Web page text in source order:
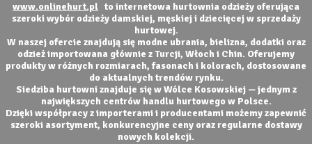
www.onlinehurt.pl to internetowa hurtownia odzieży oferująca
szeroki wybór odzieży damskiej, męskiej i dziecięcej w sprzedaży
hurtowej.
W naszej ofercie znajdują się modne ubrania, bielizna, dodatki oraz
odzież importowana głównie z Turcji, Włoch i Chin. Oferujemy
produkty w różnych rozmiarach, fasonach i kolorach, dostosowane
do aktualnych trendów rynku.
Siedziba hurtowni znajduje się w Wólce Kosowskiej — jednym z
największych centrów handlu hurtowego w Polsce.
Dzięki współpracy z importerami i producentami możemy zapewnić
szeroki asortyment, konkurencyjne ceny oraz regularne dostawy
nowych kolekcji.